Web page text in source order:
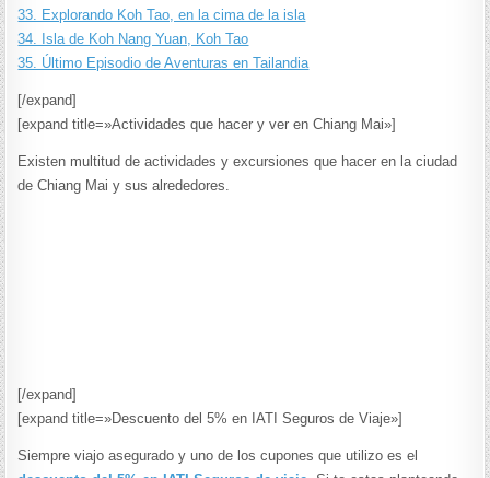
33. Explorando Koh Tao, en la cima de la isla
34. Isla de Koh Nang Yuan, Koh Tao
35. Último Episodio de Aventuras en Tailandia
[/expand]
[expand title=»Actividades que hacer y ver en Chiang Mai»]
Existen multitud de actividades y excursiones que hacer en la ciudad
de Chiang Mai y sus alrededores.
[/expand]
[expand title=»Descuento del 5% en IATI Seguros de Viaje»]
Siempre viajo asegurado y uno de los cupones que utilizo es el